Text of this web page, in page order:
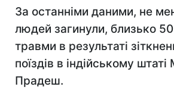
За останніми даними, не
людей загинули, близько
травми в результаті
поїздів в індійському
Прадеш.